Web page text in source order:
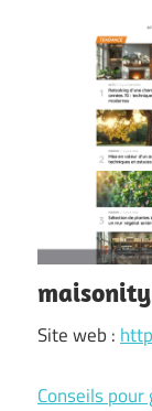
Site web :
Conseils